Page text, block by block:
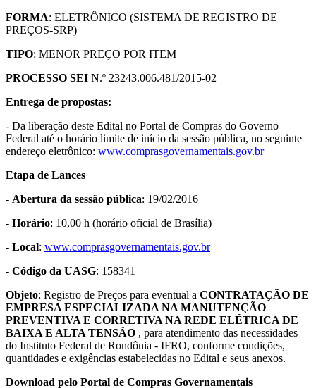
FORMA: ELETRÔNICO (SISTEMA DE REGISTRO DE
PREÇOS-SRP)
TIPO: MENOR PREÇO POR ITEM
PROCESSO SEI N.º 23243.006.481/2015-02
Entrega de propostas:
- Da liberação deste Edital no Portal de Compras do Governo
Federal até o horário limite de início da sessão pública, no seguinte
endereço eletrônico: www.comprasgovernamentais.gov.br
Etapa de Lances
- Abertura da sessão pública: 19/02/2016
- Horário: 10,00 h (horário oficial de Brasília)
- Local: www.comprasgovernamentais.gov.br
- Código da UASG: 158341
Objeto: Registro de Preços para eventual a CONTRATAÇÃO DE
EMPRESA ESPECIALIZADA NA MANUTENÇÃO
PREVENTIVA E CORRETIVA NA REDE ELÉTRICA DE
BAIXA E ALTA TENSÃO , para atendimento das necessidades
do Instituto Federal de Rondônia - IFRO, conforme condições,
quantidades e exigências estabelecidas no Edital e seus anexos.
Download pelo Portal de Compras Governamentais